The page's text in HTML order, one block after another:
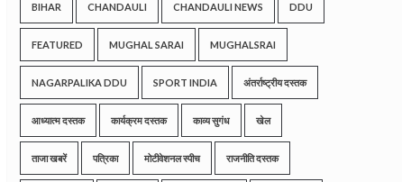
BIHAR CHANDAULI CHANDAULI NEWS DDU
FEATURED MUGHAL SARAI MUGHALSRAI
NAGARPALIKA DDU SPORT INDIA अंतर्राष्ट्रीय दस्तक
आध्यात्म दस्तक कार्यक्रम दस्तक काव्य सुगंध खेल
ताजा खबरें पत्रिका मोटीवेशनल स्पीच राजनीति दस्तक